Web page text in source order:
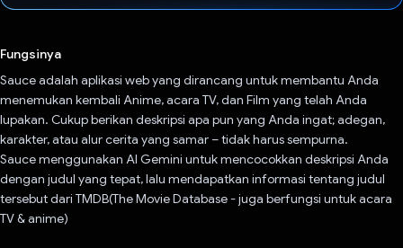
Fungsinya
Sauce adalah aplikasi web yang dirancang untuk membantu Anda
menemukan kembali Anime, acara TV, dan Film yang telah Anda
lupakan. Cukup berikan deskripsi apa pun yang Anda ingat; adegan,
karakter, atau alur cerita yang samar – tidak harus sempurna.
Sauce menggunakan AI Gemini untuk mencocokkan deskripsi Anda
dengan judul yang tepat, lalu mendapatkan informasi tentang judul
tersebut dari TMDB(The Movie Database - juga berfungsi untuk acara
TV & anime)